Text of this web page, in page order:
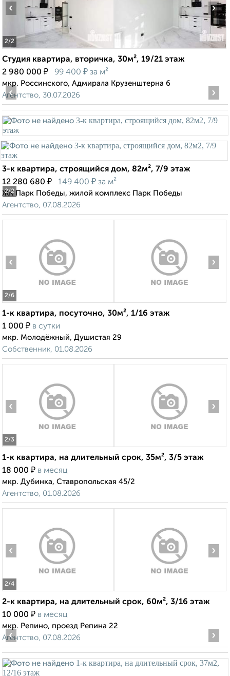
2/2
‹ ›
Студия квартира, вторичка, 30м², 19/21 этаж
2 980 000 ₽ 99 400 ₽ за м²
мкр. Россинского, Адмирала Крузенштерна 6
Агентство, 30.07.2026
2/2
‹ ›
3-к квартира, строящийся дом, 82м², 7/9 этаж
12 280 680 ₽ 149 400 ₽ за м²
ЖК Парк Победы, жилой комплекс Парк Победы
Агентство, 07.08.2026
2/6
‹ ›
1-к квартира, посуточно, 30м², 1/16 этаж
1 000 ₽ в сутки
мкр. Молодёжный, Душистая 29
Собственник, 01.08.2026
2/3
‹ ›
1-к квартира, на длительный срок, 35м², 3/5 этаж
18 000 ₽ в месяц
мкр. Дубинка, Ставропольская 45/2
Агентство, 01.08.2026
2/4
‹ ›
2-к квартира, на длительный срок, 60м², 3/16 этаж
10 000 ₽ в месяц
мкр. Репино, проезд Репина 22
Агентство, 07.08.2026
‹ ›